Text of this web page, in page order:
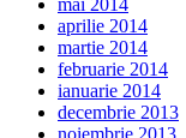
aprilie 2014
martie 2014
februarie 2014
ianuarie 2014
decembrie 2013
noiembrie 2013